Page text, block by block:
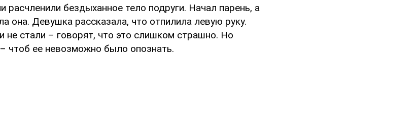
расчленили бездыханное тело подруги. Начал парень, а
она. Девушка рассказала, что отпилила левую руку.
не стали – говорят, что это слишком страшно. Но
чтоб ее невозможно было опознать.